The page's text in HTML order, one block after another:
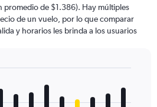
promedio de $1.386). Hay múltiples
de un vuelo, por lo que comparar
y horarios les brinda a los usuarios